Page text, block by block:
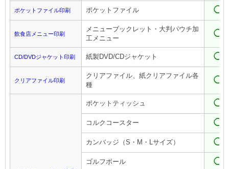
ポケットファイル印刷 ポケットファイル ◯
飲食店メニュー印刷
メニューブックレット・大判パウチ加
工メニュー
◯
CD/DVDジャケット印刷 紙製DVD/CDジャケット ◯
クリアファイル印刷
クリアファイル、紙クリアファイル各
種
◯
ポケットティッシュ ◯
コルクコースター ◯
カンバッジ（S・M・Lサイズ） ◯
ゴルフボール ◯